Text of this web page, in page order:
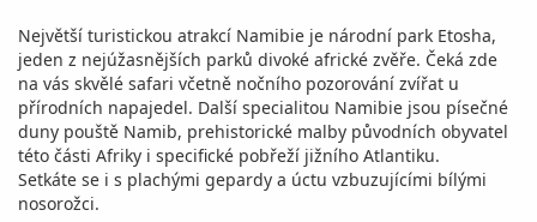
Největší turistickou atrakcí Namibie je národní park Etosha,
jeden z nejúžasnějších parků divoké africké zvěře. Čeká zde
na vás skvělé safari včetně nočního pozorování zvířat u
přírodních napajedel. Další specialitou Namibie jsou písečné
duny pouště Namib, prehistorické malby původních obyvatel
této části Afriky i specifické pobřeží jižního Atlantiku.
Setkáte se i s plachými gepardy a úctu vzbuzujícími bílými
nosorožci.